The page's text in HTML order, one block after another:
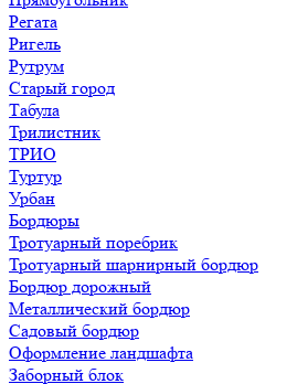
Регата
Ригель
Рутрум
Старый город
Табула
Трилистник
ТРИО
Туртур
Урбан
Бордюры
Тротуарный поребрик
Тротуарный шарнирный бордюр
Бордюр дорожный
Металлический бордюр
Садовый бордюр
Оформление ландшафта
Заборный блок